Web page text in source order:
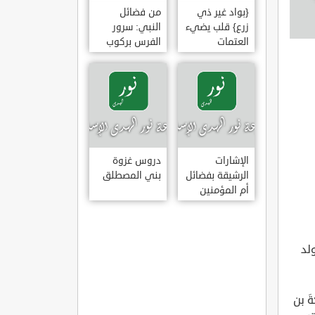
قلت لصاحبي: والله إني لأكره أن أرجع من بين صواحبي ولم آخذ رضيعًا، والله لأذهبن إلى ذلك اليتيم فلآخذنه، قال: لا عليك أن تفعلي، عسى الله أن يجعل لنا فيه بركة. قالت: فذهبت إليه وأخذته، وما حملني على أخذه إلا أني لم أجد غيره، قالت: فلما أخذته رجعت به إلى رحلي، فلما وضعته في حجري أق
{بواد غير ذي
زرع} قلب يضيء
العتمات
من فضائل
النبي: سرور
الفرس بركوب
النبي وخضوع
البراق له
الإشارات
الرشيقة بفضائل
أم المؤمنين
عائشة الصديقة
دروس غزوة
بني المصطلق